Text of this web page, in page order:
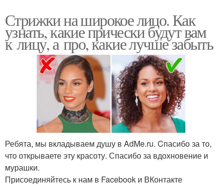
Стрижки на широкое лицо. Как
узнать, какие прически будут вам
к лицу, а про, какие лучше забыть
Ребята, мы вкладываем душу в AdMe.ru. Cпасибо за то,
что открываете эту красоту. Спасибо за вдохновение и
мурашки.
Присоединяйтесь к нам в Facebook и ВКонтакте